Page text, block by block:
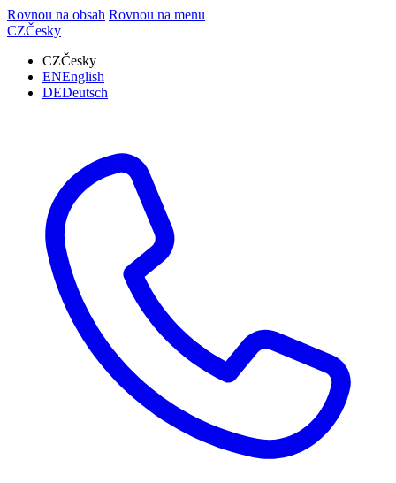
Rovnou na obsah Rovnou na menu
CZČesky
CZČesky
ENEnglish
DEDeutsch